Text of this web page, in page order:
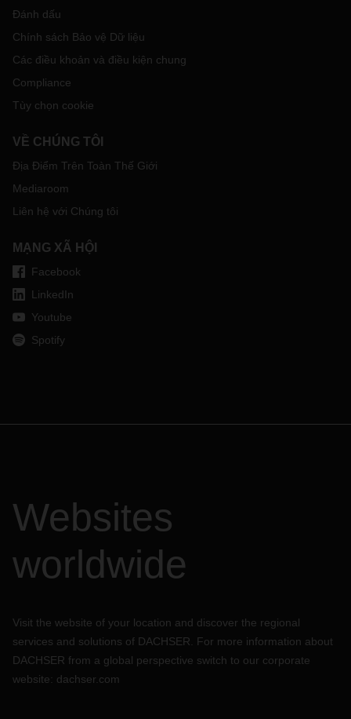
Đánh dấu
Chính sách Bảo vệ Dữ liệu
Các điều khoản và điều kiện chung
Compliance
Tùy chọn cookie
VỀ CHÚNG TÔI
Địa Điểm Trên Toàn Thế Giới
Mediaroom
Liên hệ với Chúng tôi
MẠNG XÃ HỘI
Facebook
LinkedIn
Youtube
Spotify
Websites
worldwide
Visit the website of your location and discover the regional
services and solutions of DACHSER. For more information about
DACHSER from a global perspective switch to our corporate
website: dachser.com